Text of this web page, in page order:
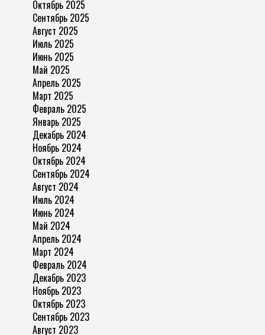
Октябрь 2025
Сентябрь 2025
Август 2025
Июль 2025
Июнь 2025
Май 2025
Апрель 2025
Март 2025
Февраль 2025
Январь 2025
Декабрь 2024
Ноябрь 2024
Октябрь 2024
Сентябрь 2024
Август 2024
Июль 2024
Июнь 2024
Май 2024
Апрель 2024
Март 2024
Февраль 2024
Декабрь 2023
Ноябрь 2023
Октябрь 2023
Сентябрь 2023
Август 2023